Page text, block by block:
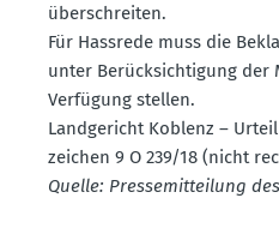
überschreiten.
Für Hassrede muss die
unter Berück­sich­tigung
Verfügung stellen.
Landge­richt Koblenz –
zeichen 9 O 239/18 (nicht
Quelle: Presse­mit­teilung